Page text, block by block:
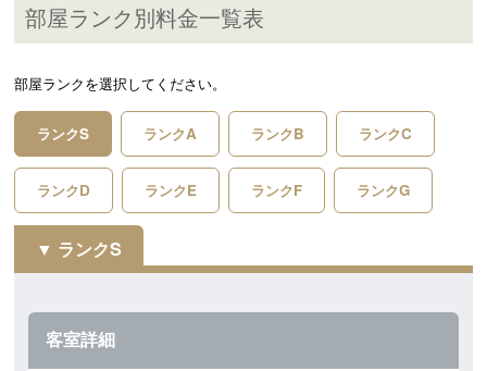
部屋ランク別料金一覧表
部屋ランクを選択してください。
ランクS ランクA ランクB ランクC
ランクD ランクE ランクF ランクG
ランクS
客室詳細